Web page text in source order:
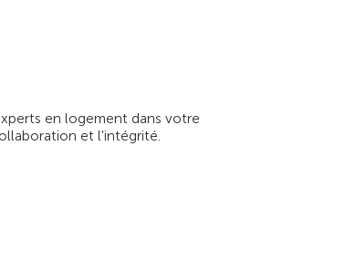
en logement dans votre
et l'intégrité.